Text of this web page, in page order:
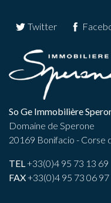
Twitter
So Ge Immobilière
Domaine de Sperone
20169 Bonifacio - Corse
TEL+33(0)4 95 73 13 69
FAX+33(0)4 95 73 06 97